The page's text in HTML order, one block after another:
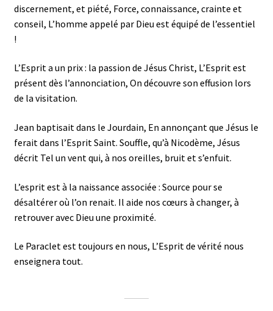
discernement, et piété, Force, connaissance, crainte et
conseil, L’homme appelé par Dieu est équipé de l’essentiel
!
L’Esprit a un prix : la passion de Jésus Christ, L’Esprit est
présent dès l’annonciation, On découvre son effusion lors
de la visitation.
Jean baptisait dans le Jourdain, En annonçant que Jésus le
ferait dans l’Esprit Saint. Souffle, qu’à Nicodème, Jésus
décrit Tel un vent qui, à nos oreilles, bruit et s’enfuit.
L’esprit est à la naissance associée : Source pour se
désaltérer où l’on renait. Il aide nos cœurs à changer, à
retrouver avec Dieu une proximité.
Le Paraclet est toujours en nous, L’Esprit de vérité nous
enseignera tout.